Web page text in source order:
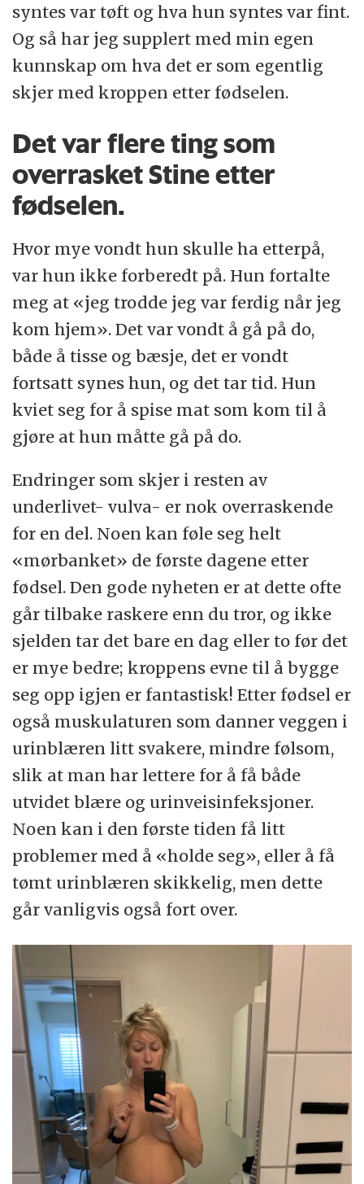
syntes var tøft og hva hun syntes var fint.
Og så har jeg supplert med min egen
kunnskap om hva det er som egentlig
skjer med kroppen etter fødselen.
Det var flere ting som
overrasket Stine etter
fødselen.
Hvor mye vondt hun skulle ha etterpå,
var hun ikke forberedt på. Hun fortalte
meg at «jeg trodde jeg var ferdig når jeg
kom hjem». Det var vondt å gå på do,
både å tisse og bæsje, det er vondt
fortsatt synes hun, og det tar tid. Hun
kviet seg for å spise mat som kom til å
gjøre at hun måtte gå på do.
Endringer som skjer i resten av
underlivet- vulva- er nok overraskende
for en del. Noen kan føle seg helt
«mørbanket» de første dagene etter
fødsel. Den gode nyheten er at dette ofte
går tilbake raskere enn du tror, og ikke
sjelden tar det bare en dag eller to før det
er mye bedre; kroppens evne til å bygge
seg opp igjen er fantastisk! Etter fødsel er
også muskulaturen som danner veggen i
urinblæren litt svakere, mindre følsom,
slik at man har lettere for å få både
utvidet blære og urinveisinfeksjoner.
Noen kan i den første tiden få litt
problemer med å «holde seg», eller å få
tømt urinblæren skikkelig, men dette
går vanligvis også fort over.